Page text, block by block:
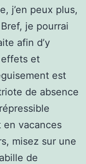
j’en peux plus,
je pourrai
afin d’y
et
est
de absence
en vacances
misez sur une
de